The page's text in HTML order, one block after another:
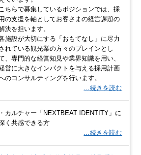
こちらで募集しているポジションでは、採
の支援を軸としてお客さまの経営課題の
決を担います。
施設が大切にする「おもてなし」に尽力
れている観光業の方々のブレインとし
、専門的な経営知見や業界知識を用い、
営に大きなインパクトを与える採用計画
のコンサルティングを行います。
…続きを読む
・カルチャー「NEXTBEAT IDENTITY」に
く共感できる方
…続きを読む